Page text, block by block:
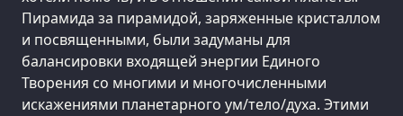
Пирамида за пирамидой, заряженные кристаллом
и посвященными, были задуманы для
балансировки входящей энергии Единого
Творения со многими и многочисленными
искажениями планетарного ум/тело/духа. Этими